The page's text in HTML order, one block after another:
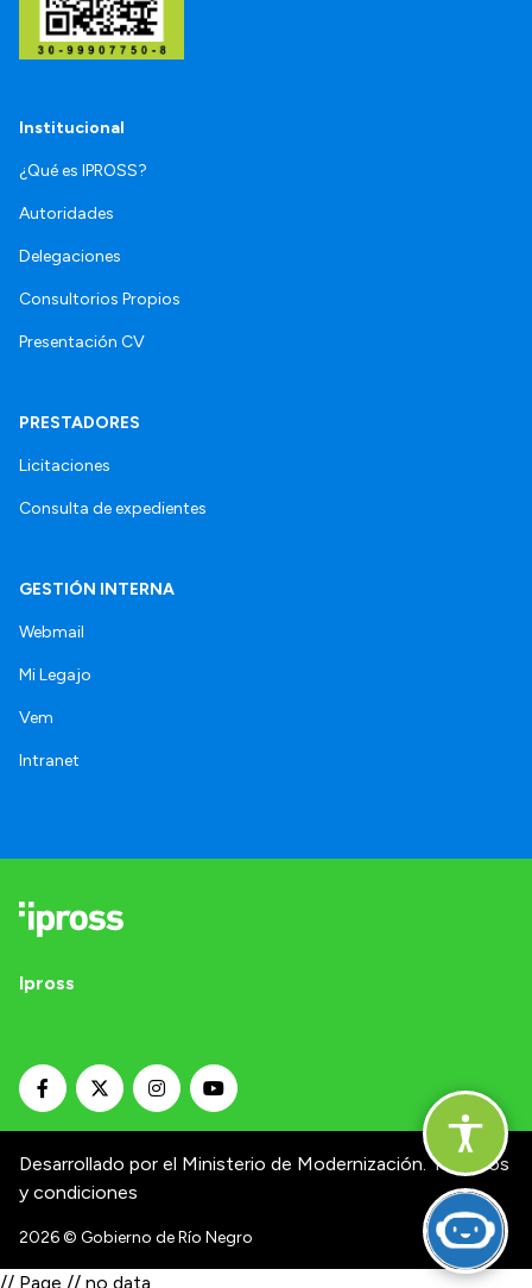
Institucional
¿Qué es IPROSS?
Autoridades
Delegaciones
Consultorios Propios
Presentación CV
PRESTADORES
Licitaciones
Consulta de expedientes
GESTIÓN INTERNA
Webmail
Mi Legajo
Vem
Intranet
Ipross
Desarrollado por el Ministerio de Modernización. Términos
y condiciones
2026© Gobierno de Río Negro
// Page // no data